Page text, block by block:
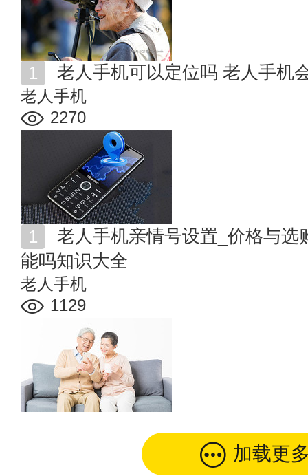
老人手机可以定位吗 老人手机
老人手机
2270
能吗知识大全
老人手机
1129
加载更